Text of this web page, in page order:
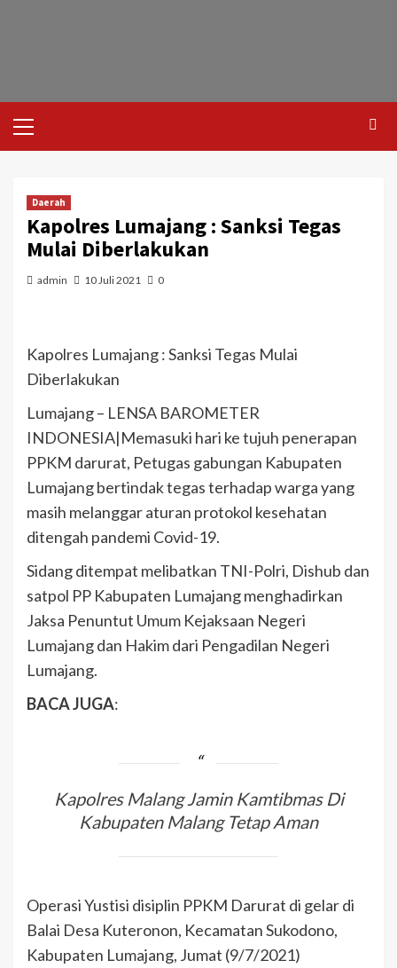
Daerah
Kapolres Lumajang : Sanksi Tegas
Mulai Diberlakukan
admin 10 Juli 2021 0
Kapolres Lumajang : Sanksi Tegas Mulai
Diberlakukan
Lumajang – LENSA BAROMETER
INDONESIA|Memasuki hari ke tujuh penerapan
PPKM darurat, Petugas gabungan Kabupaten
Lumajang bertindak tegas terhadap warga yang
masih melanggar aturan protokol kesehatan
ditengah pandemi Covid-19.
Sidang ditempat melibatkan TNI-Polri, Dishub dan
satpol PP Kabupaten Lumajang menghadirkan
Jaksa Penuntut Umum Kejaksaan Negeri
Lumajang dan Hakim dari Pengadilan Negeri
Lumajang.
BACA JUGA:
Kapolres Malang Jamin Kamtibmas Di
Kabupaten Malang Tetap Aman
Operasi Yustisi disiplin PPKM Darurat di gelar di
Balai Desa Kuteronon, Kecamatan Sukodono,
Kabupaten Lumajang, Jumat (9/7/2021)